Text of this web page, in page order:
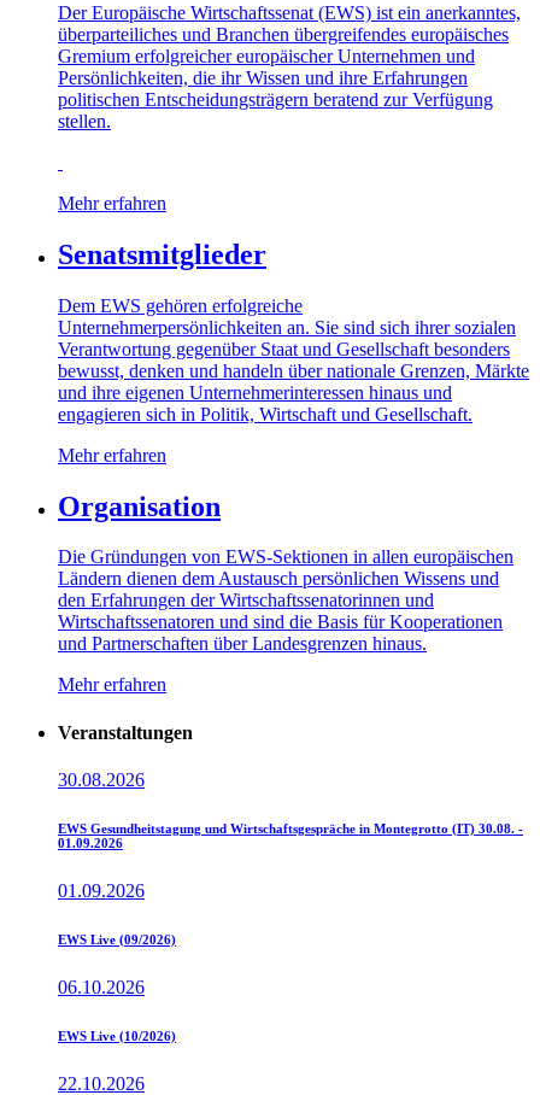
Der Europäische Wirtschaftssenat (EWS) ist ein anerkanntes,
überparteiliches und Branchen übergreifendes europäisches
Gremium erfolgreicher europäischer Unternehmen und
Persönlichkeiten, die ihr Wissen und ihre Erfahrungen
politischen Entscheidungsträgern beratend zur Verfügung
stellen.
Mehr erfahren
Senatsmitglieder
Dem EWS gehören erfolgreiche
Unternehmerpersönlichkeiten an. Sie sind sich ihrer sozialen
Verantwortung gegenüber Staat und Gesellschaft besonders
bewusst, denken und handeln über nationale Grenzen, Märkte
und ihre eigenen Unternehmerinteressen hinaus und
engagieren sich in Politik, Wirtschaft und Gesellschaft.
Mehr erfahren
Organisation
Die Gründungen von EWS-Sektionen in allen europäischen
Ländern dienen dem Austausch persönlichen Wissens und
den Erfahrungen der Wirtschaftssenatorinnen und
Wirtschaftssenatoren und sind die Basis für Kooperationen
und Partnerschaften über Landesgrenzen hinaus.
Mehr erfahren
Veranstaltungen
30.08.2026
EWS Gesundheitstagung und Wirtschaftsgespräche in Montegrotto (IT) 30.08. -
01.09.2026
01.09.2026
EWS Live (09/2026)
06.10.2026
EWS Live (10/2026)
22.10.2026